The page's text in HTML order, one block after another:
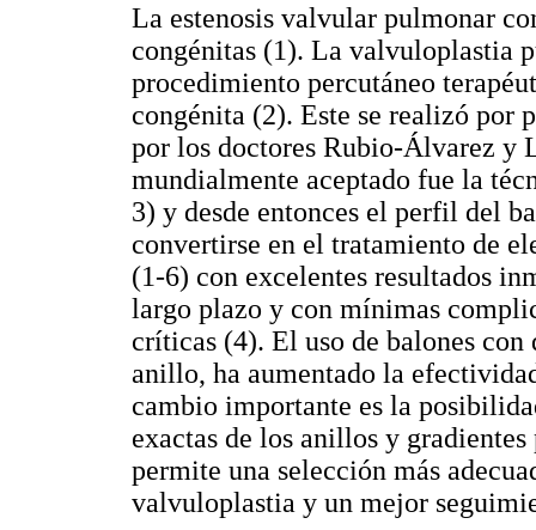
La estenosis valvular pulmonar
congénitas (1). La valvuloplastia
procedimiento percutáneo
congénita (2). Este se realizó por
por los doctores Rubio-Álvarez y
mundialmente aceptado fue la
3) y desde entonces el perfil del
convertirse en el tratamiento de
(1-6) con excelentes resultados
largo plazo y con mínimas
críticas (4). El uso de balones
anillo, ha aumentado la
cambio importante es la
exactas de los anillos y
permite una selección más
valvuloplastia y un mejor